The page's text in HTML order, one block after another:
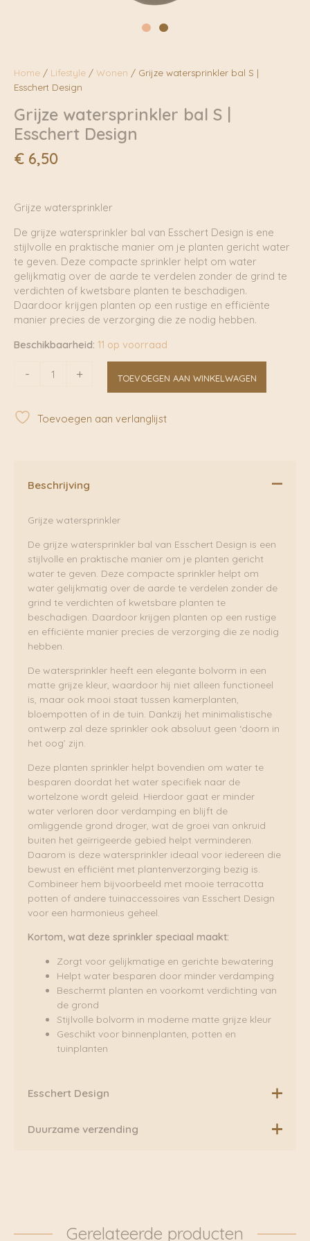
Home / Lifestyle / Wonen / Grijze watersprinkler bal S |
Esschert Design
Grijze watersprinkler bal S |
Esschert Design
€ 6,50
Grijze watersprinkler
De grijze watersprinkler bal van Esschert Design is ene
stijlvolle en praktische manier om je planten gericht water
te geven. Deze compacte sprinkler helpt om water
gelijkmatig over de aarde te verdelen zonder de grind te
verdichten of kwetsbare planten te beschadigen.
Daardoor krijgen planten op een rustige en efficiënte
manier precies de verzorging die ze nodig hebben.
Beschikbaarheid: 11 op voorraad
-
S
+ TOEVOEGEN AAN WINKELWAGEN
Toevoegen aan verlanglijst
Beschrijving
Grijze watersprinkler
De grijze watersprinkler bal van Esschert Design is een
stijlvolle en praktische manier om je planten gericht
water te geven. Deze compacte sprinkler helpt om
water gelijkmatig over de aarde te verdelen zonder de
grind te verdichten of kwetsbare planten te
beschadigen. Daardoor krijgen planten op een rustige
en efficiënte manier precies de verzorging die ze nodig
hebben.
De watersprinkler heeft een elegante bolvorm in een
matte grijze kleur, waardoor hij niet alleen functioneel
is, maar ook mooi staat tussen kamerplanten,
bloempotten of in de tuin. Dankzij het minimalistische
ontwerp zal deze sprinkler ook absoluut geen ‘doorn in
het oog’ zijn.
Deze planten sprinkler helpt bovendien om water te
besparen doordat het water specifiek naar de
wortelzone wordt geleid. Hierdoor gaat er minder
water verloren door verdamping en blijft de
omliggende grond droger, wat de groei van onkruid
buiten het geïrrigeerde gebied helpt verminderen.
Daarom is deze watersprinkler ideaal voor iedereen die
bewust en efficiënt met plantenverzorging bezig is.
Combineer hem bijvoorbeeld met mooie terracotta
potten of andere tuinaccessoires van Esschert Design
voor een harmonieus geheel.
Kortom, wat deze sprinkler speciaal maakt:
Zorgt voor gelijkmatige en gerichte bewatering
Helpt water besparen door minder verdamping
Beschermt planten en voorkomt verdichting van
de grond
Stijlvolle bolvorm in moderne matte grijze kleur
Geschikt voor binnenplanten, potten en
tuinplanten
Esschert Design
Esschert Design is een label dat unieke producten voor
vandaag de dag veel vraag naar is.
Duurzame verzending
daadwerkelijk met de fiets bezorgd. Klik voor meer
Gerelateerde producten